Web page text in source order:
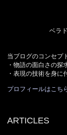
ベラ
当ブログのコンセプ
・物語の面白さの探
・表現の技術を身に
プロフィールはこち
ARTICLES